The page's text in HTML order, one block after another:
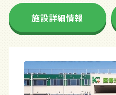
施設詳細情報